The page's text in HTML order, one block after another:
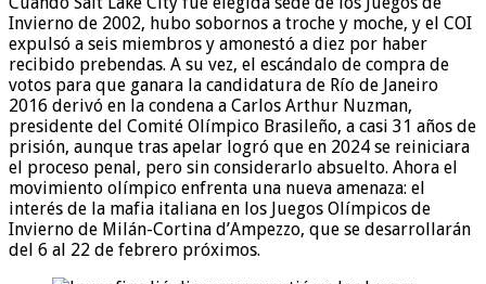
Invierno de 2002, hubo sobornos a troche y moche, y el COI
expulsó a seis miembros y amonestó a diez por haber
recibido prebendas. A su vez, el escándalo de compra de
votos para que ganara la candidatura de Río de Janeiro
2016 derivó en la condena a Carlos Arthur Nuzman,
presidente del Comité Olímpico Brasileño, a casi 31 años de
prisión, aunque tras apelar logró que en 2024 se reiniciara
el proceso penal, pero sin considerarlo absuelto. Ahora el
movimiento olímpico enfrenta una nueva amenaza: el
interés de la mafia italiana en los Juegos Olímpicos de
Invierno de Milán-Cortina d’Ampezzo, que se desarrollarán
del 6 al 22 de febrero próximos.